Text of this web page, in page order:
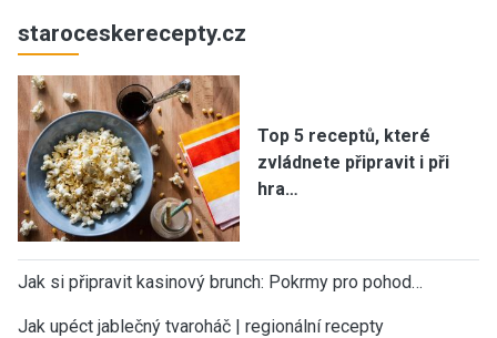
staroceskerecepty.cz
Top 5 receptů, které
zvládnete připravit i při
hra…
Jak si připravit kasinový brunch: Pokrmy pro pohod…
Jak upéct jablečný tvaroháč | regionální recepty